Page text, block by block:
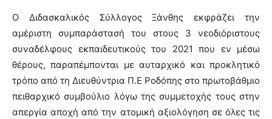
Ο Διδασκαλικός Σύλλογος Ξάνθης εκφράζει την
αμέριστη συμπαράστασή του στους 3 νεοδιόριστους
συναδέλφους εκπαιδευτικούς του 2021 που εν μέσω
θέρους, παραπέμπονται με αυταρχικό και προκλητικό
τρόπο από τη Διευθύντρια Π.Ε Ροδόπης στο πρωτοβάθμιο
πειθαρχικό συμβούλιο λόγω της συμμετοχής τους στην
απεργία αποχή από την ατομική αξιολόγηση σε όλες τις